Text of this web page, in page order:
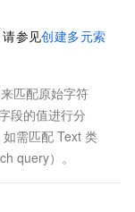
参见创建多元索
匹配原始字符
段的值进行分
需匹配 Text 类
query）。